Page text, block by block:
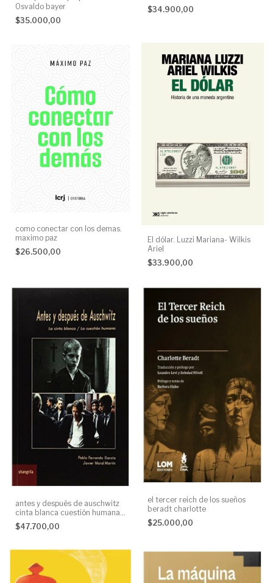
Osvaldo bayer
$35.000,00
Hernández
$34.900,00
como conectar con los demas.
maximo paz
$26.500,00
El dólar. Luzzi Mariana- Wilkis
Ariel
$33.900,00
antes y después de auschwitz
cinta blanca cuestión humana
ferrando garcía javier ferrando
garcía
$47.700,00
el tercer reich de los sueños
beradt charlotte
$25.000,00